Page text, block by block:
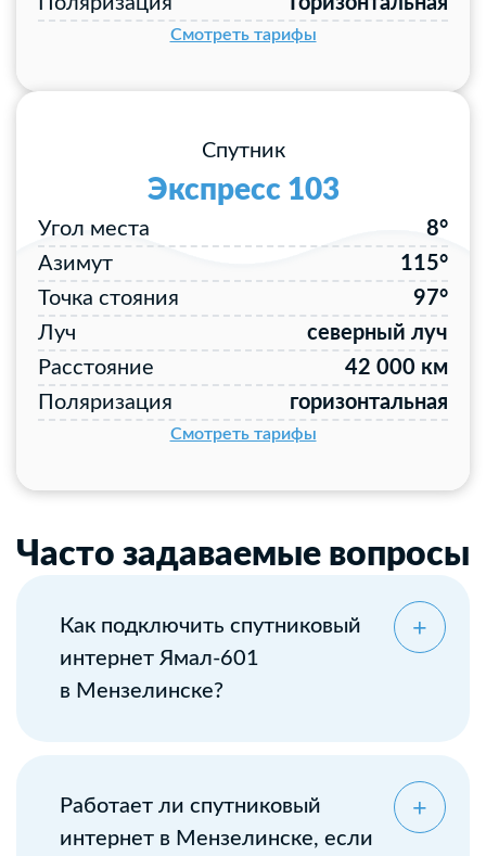
Смотреть тарифы
Спутник
Экспресс 103
Угол места
8°
Азимут
115°
Точка стояния
97°
Луч
северный луч
Расстояние
42 000 км
Поляризация
горизонтальная
Смотреть тарифы
Часто задаваемые вопросы
Как подключить спутниковый
интернет Ямал-601
в Мензелинске?
Работает ли спутниковый
интернет в Мензелинске, если